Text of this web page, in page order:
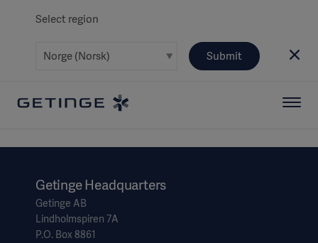
Select region
Submit
Getinge Headquarters
Getinge AB
Lindholmspiren 7A
P.O. Box 8861